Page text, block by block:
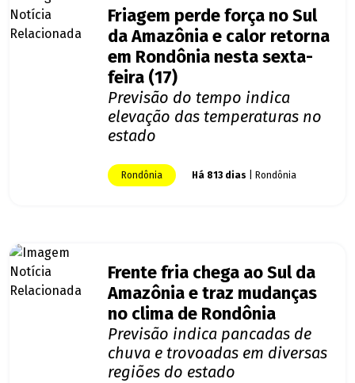
Friagem perde força no Sul
da Amazônia e calor retorna
em Rondônia nesta sexta-
feira (17)
Previsão do tempo indica
elevação das temperaturas no
estado
Rondônia Há 813 dias | Rondônia
Frente fria chega ao Sul da
Amazônia e traz mudanças
no clima de Rondônia
Previsão indica pancadas de
chuva e trovoadas em diversas
regiões do estado